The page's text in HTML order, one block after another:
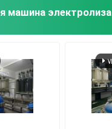
уточняя машина
машина электролиза
машина электролиза